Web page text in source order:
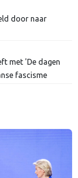
door naar
met 'De dagen
fascisme